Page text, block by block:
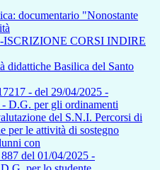
documentario "Nonostante
ISCRIZIONE CORSI INDIRE
didattiche Basilica del Santo
- del 29/04/2025 -
D.G. per gli ordinamenti
del S.N.I. Percorsi di
per le attività di sostegno
con
del 01/04/2025 -